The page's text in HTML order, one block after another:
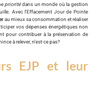
prioritédans un monde où la gestion
Avec l’Effacement Jour de Pointe
au mieux sa consommation et réaliser
vos dépenses énergétiques non
pour contribuer à la préservation de
à relever, n’est-ce pas?
EJP et leur